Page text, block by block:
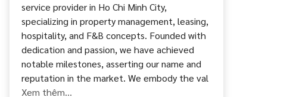
service provider in Ho Chi Minh City,
specializing in property management, leasing,
hospitality, and F&B concepts. Founded with
dedication and passion, we have achieved
notable milestones, asserting our name and
reputation in the market. We embody the val
Xem thêm...